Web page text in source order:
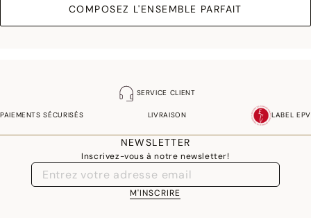
COMPOSEZ L'ENSEMBLE PARFAIT
SERVICE CLIENT
PAIEMENTS SÉCURISÉS LIVRAISON LABEL EPV
NEWSLETTER
Inscrivez-vous à notre newsletter!
M'INSCRIRE